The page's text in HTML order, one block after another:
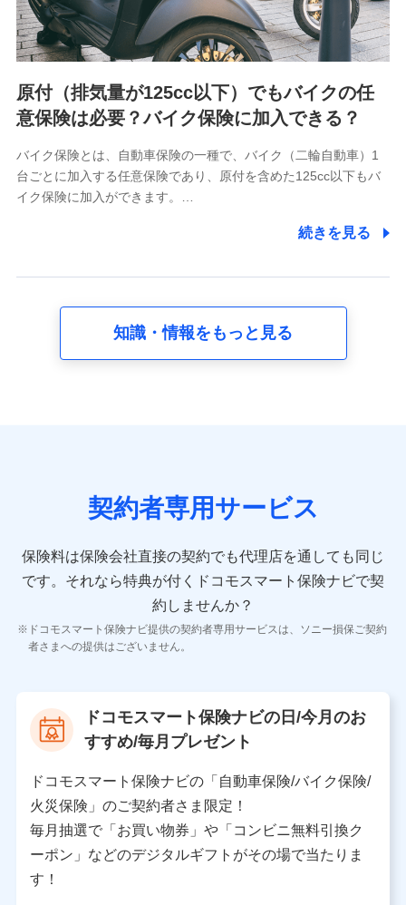
た情報（氏名、住所、生年月日、性別、保険契約者と被保険
者の関係、保険加入の目的、保険商品の内容、保険料、保険
料のお支払方法、車のメーカーや走行距離などの情報、建物
の構造や築年数などの情報、ペットの種類や年齢など）及び
果情報、メールマガジンを提供した際のメール内容や送信履
歴の情報及び保険の更改案内等を提供した際のメール内容や
送信履歴などの情報）が含まれます。
当社又は株式会社NTTドコモが取得し、又は保有する保険契
約に関する情報。例として、保険契約者及び被保険者の氏
名、住所、生年月日、性別、保険契約者と被保険者の関係、
方法、車のメーカーや走行距離などの情報、建物の構造や築
株式会社NTTドコモ
れらに付帯、関連する当社、株式会社NTTドコモおよび提携
会社のサービスを案内、提供するため
閲覧履歴、購買履歴、ご契約内容等のパーソナルデータを分
析して、お客さまの趣味・嗜好・傾向に応じたサービス・商
品等に関するご提案や広告の配信等を行うことがありま
各種セミナーの開催のため
コンサルティングサービスの実施のため
アンケートやキャンペーン等の実施のため
称・住所・代表者名】
当該個人データを取り扱う各共同利用者（詳細は次のと
おり）
東京都千代田区永田町2丁目11番1号 山王パークタワー
株式会社NTTドコモ 代表取締役社長 前田 義晃
東京都中央区日本橋人形町2-14-10 アーバンネット日
本橋ビル 3F
原付（排気量が125cc以下）でもバイクの任
意保険は必要？バイク保険に加入できる？
バイク保険とは、自動車保険の一種で、バイク（二輪自動車）1
台ごとに加入する任意保険であり、原付を含めた125cc以下もバ
イク保険に加入ができます。…
続きを見る
知識・情報をもっと見る
契約者専用サービス
保険料は保険会社直接の契約でも代理店を通しても同じ
です。 それなら特典が付くドコモスマート保険ナビで契
約しませんか？
ドコモスマート保険ナビ提供の契約者専用サービスは、ソニー損保ご契約
者さまへの提供はございません。
ドコモスマート保険ナビの日/今月のお
すすめ/毎月プレゼント
ドコモスマート保険ナビの「自動車保険/バイク保険/
火災保険」のご契約者さま限定！
毎月抽選で「お買い物券」や「コンビニ無料引換ク
ーポン」などのデジタルギフトがその場で当たりま
す！